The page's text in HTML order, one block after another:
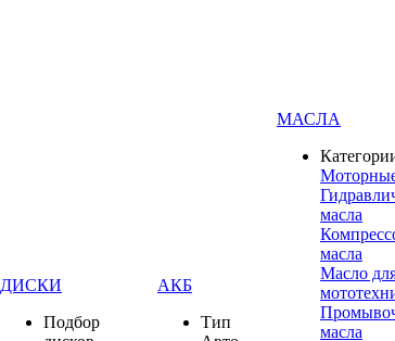
ДИСКИ
Подбор
АКБ
Тип
МАСЛА
масла
масла
Масло
масла